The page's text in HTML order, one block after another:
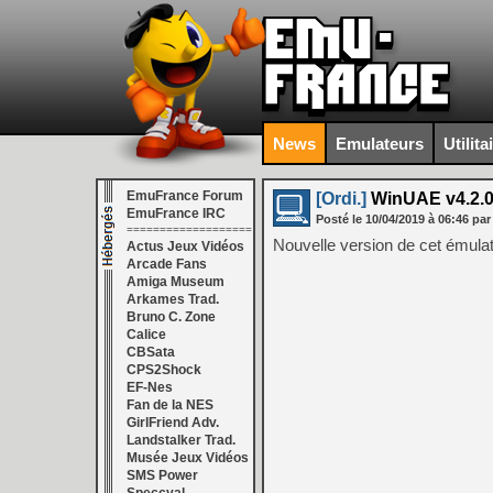
News Emulateurs
EmuFrance Forum
EmuFrance IRC
===================
Actus Jeux Vidéos
Arcade Fans
Amiga Museum
Arkames Trad.
Bruno C. Zone
Calice
CBSata
CPS2Shock
EF-Nes
Fan de la NES
GirlFriend Adv.
Landstalker Trad.
Musée Jeux Vidéos
SMS Power
[Ordi.] WinUAE v4.2.0
Posté le 10/04/2019 à 06:46 par
Nouvelle version de cet